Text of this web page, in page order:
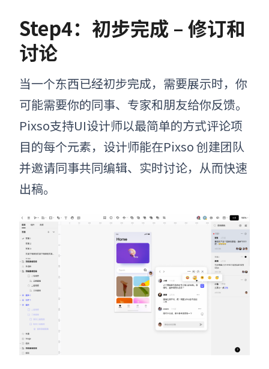
Step4：初步完成 – 修订和
讨论
当一个东西已经初步完成，需要展示时，你
可能需要你的同事、专家和朋友给你反馈。
Pixso支持UI设计师以最简单的方式评论项
目的每个元素，设计师能在Pixso 创建团队
并邀请同事共同编辑、实时讨论，从而快速
出稿。